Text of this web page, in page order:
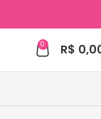
0 R$